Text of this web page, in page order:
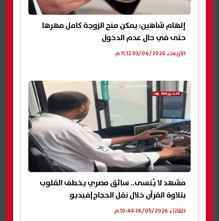
إلهام شاهين: يمكن منح الزوجة كامل مهرها
حتى في حال عدم الدخول
الأربعاء 03/06/2026 11:12 م
مشهد لا يُنسى.. سائق مصري يخطف القلوب
بتلاوة القرآن خلال نقل الحجاج|فيديو
الثلاثاء 26/05/2026 10:44 م